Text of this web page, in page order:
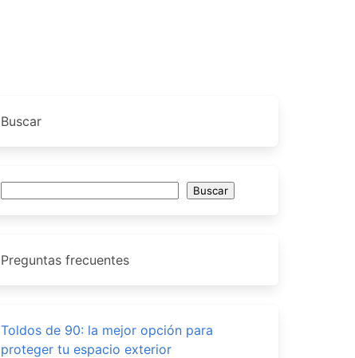
Buscar
Buscar
Preguntas frecuentes
Toldos de 90: la mejor opción para
proteger tu espacio exterior